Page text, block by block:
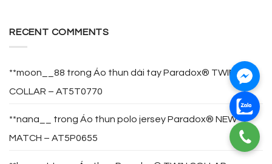
RECENT COMMENTS
**moon__88 trong Áo thun dài tay Paradox® TWIN
COLLAR – AT5T0770
**nana__ trong Áo thun polo jersey Paradox® NEW
MATCH – AT5P0655